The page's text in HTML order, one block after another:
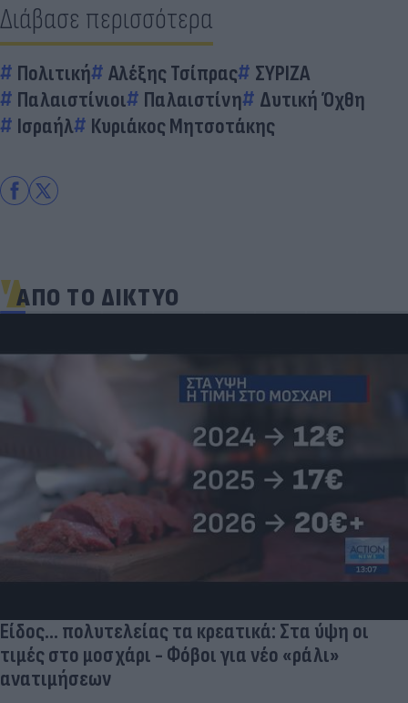
Διάβασε περισσότερα
Πολιτική Αλέξης Τσίπρας
ΣΥΡΙΖΑ
Παλαιστίνιοι
Παλαιστίνη
Δυτική Όχθη
Ισραήλ
Κυριάκος Μητσοτάκης
ΑΠΟ ΤΟ ΔΙΚΤΥΟ
Είδος... πολυτελείας τα κρεατικά: Στα ύψη οι
τιμές στο μοσχάρι - Φόβοι για νέο «ράλι»
ανατιμήσεων